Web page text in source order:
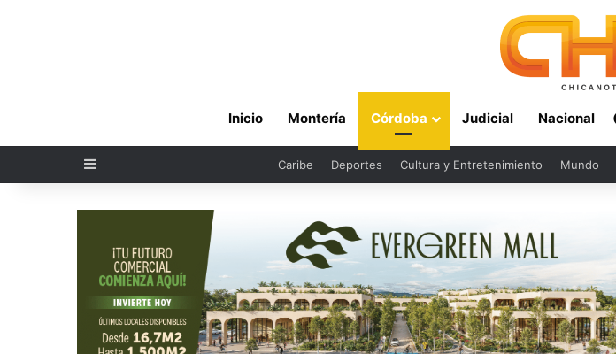
Inicio Montería Córdoba Judicial Nacional
Sidebar Caribe Deportes Cultura y Entretenimiento Mundo